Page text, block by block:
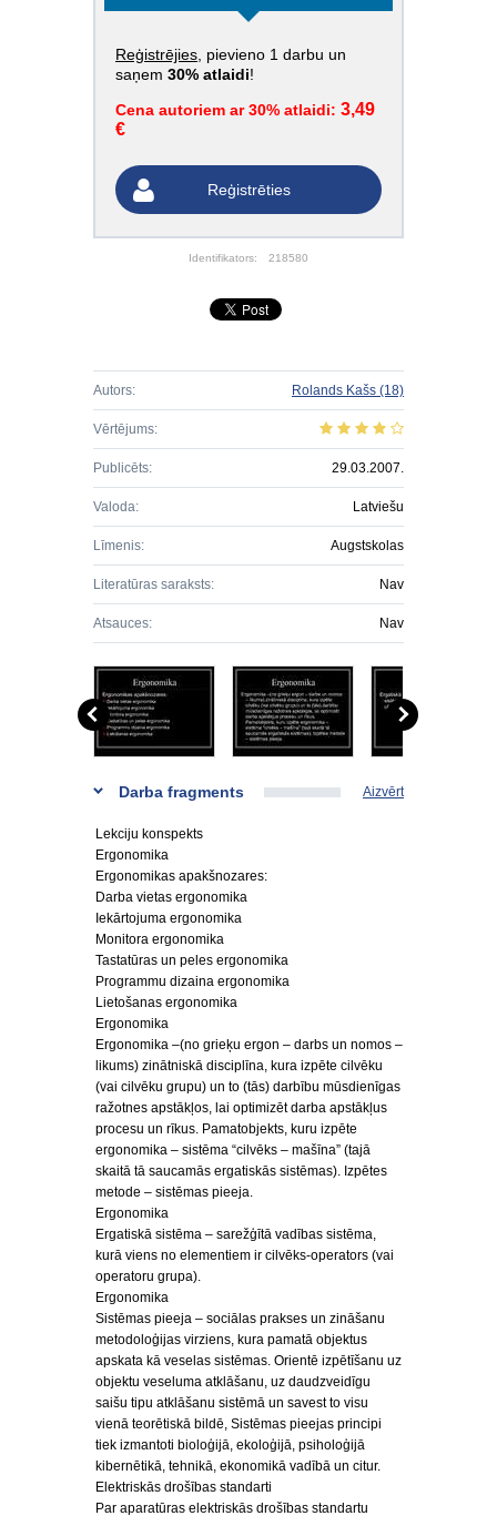
Reģistrējies , pievieno 1 darbu un
saņem 30% atlaidi!
Cena autoriem ar 30% atlaidi: 3,49
€
Reģistrēties
Identifikators: 218580
Autors: Rolands Kašs (18)
Vērtējums:
Publicēts: 29.03.2007.
Valoda: Latviešu
Līmenis: Augstskolas
Literatūras saraksts: Nav
Atsauces: Nav
Darba fragments Aizvērt
Lekciju konspekts
Ergonomika
Ergonomikas apakšnozares:
Darba vietas ergonomika
Iekārtojuma ergonomika
Monitora ergonomika
Tastatūras un peles ergonomika
Programmu dizaina ergonomika
Lietošanas ergonomika
Ergonomika
Ergonomika –(no grieķu ergon – darbs un nomos –
likums) zinātniskā disciplīna, kura izpēte cilvēku
(vai cilvēku grupu) un to (tās) darbību mūsdienīgas
ražotnes apstākļos, lai optimizēt darba apstākļus
procesu un rīkus. Pamatobjekts, kuru izpēte
ergonomika – sistēma “cilvēks – mašīna” (tajā
skaitā tā saucamās ergatiskās sistēmas). Izpētes
metode – sistēmas pieeja.
Ergonomika
Ergatiskā sistēma – sarežģītā vadības sistēma,
kurā viens no elementiem ir cilvēks-operators (vai
operatoru grupa).
Ergonomika
Sistēmas pieeja – sociālas prakses un zināšanu
metodoloģijas virziens, kura pamatā objektus
apskata kā veselas sistēmas. Orientē izpētīšanu uz
objektu veseluma atklāšanu, uz daudzveidīgu
saišu tipu atklāšanu sistēmā un savest to visu
vienā teorētiskā bildē, Sistēmas pieejas principi
tiek izmantoti bioloģijā, ekoloģijā, psiholoģijā
kibernētikā, tehnikā, ekonomikā vadībā un citur.
Elektriskās drošības standarti
Par aparatūras elektriskās drošības standartu